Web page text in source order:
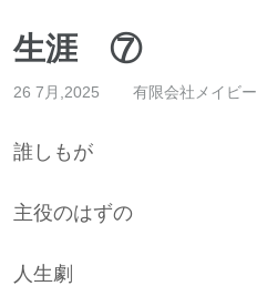
生涯 ⑦
26 7月,2025 有限会社メイビー
誰しもが
主役のはずの
人生劇